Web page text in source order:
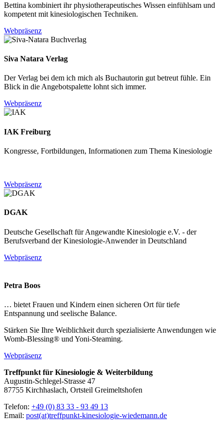
Bettina kombiniert ihr physiotherapeutisches Wissen einfühlsam und
kompetent mit kinesiologischen Techniken.
Webpräsenz
Siva Natara Verlag
Der Verlag bei dem ich mich als Buchautorin gut betreut fühle. Ein
Blick in die Angebotspalette lohnt sich immer.
Webpräsenz
IAK Freiburg
Kongresse, Fortbildungen, Informationen zum Thema Kinesiologie
Webpräsenz
DGAK
Deutsche Gesellschaft für Angewandte Kinesiologie e.V. - der
Berufsverband der Kinesiologie-Anwender in Deutschland
Webpräsenz
Petra Boos
… bietet Frauen und Kindern einen sicheren Ort für tiefe
Entspannung und seelische Balance.
Stärken Sie Ihre Weiblichkeit durch spezialisierte Anwendungen wie
Womb-Blessing® und Yoni-Steaming.
Webpräsenz
Treffpunkt für Kinesiologie & Weiterbildung
Augustin-Schlegel-Strasse 47
87755 Kirchhaslach, Ortsteil Greimeltshofen
Telefon: +49 (0) 83 33 - 93 49 13
Email: post(at)treffpunkt-kinesiologie-wiedemann.de